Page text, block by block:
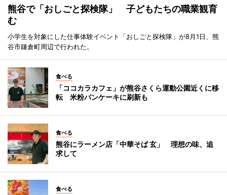
熊谷で「おしごと探検隊」 子どもたちの職業観育
む
小学生を対象にした仕事体験イベント「おしごと探検隊」が8月1日、熊
谷市鎌倉町周辺で行われた。
食べる
「ココカラカフェ」が熊谷さくら運動公園近くに移
転 米粉パンケーキに刷新も
食べる
熊谷にラーメン店「中華そば 玄」 理想の味、追
求して
食べる